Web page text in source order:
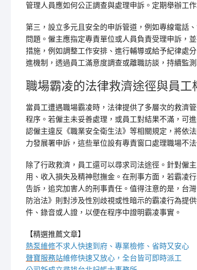
管理人員應如何公正調查與處理申訴。定期舉辦工
第三，設立多元且安全的申訴管道，例如專線電話
問題。僱主應指定專責單位或人員負責受理申訴，
措施，例如調整工作安排、進行輔導或給予紀律處
進機制，透過員工滿意度調查或離職訪談，持續監
職場霸凌的法律救濟途徑與員工
當員工遭遇職場霸凌時，法律提供了多層次的救濟
程序。若僱主未妥善處理，或員工對結果不滿，可
認僱主違反《職業安全衛生法》等相關規定，將依
力發展署申訴，這些單位設有專責窗口處理職場不法
除了行政救濟，員工還可以尋求司法途徑。針對僱
用、收入損失及精神慰撫金。在刑事方面，若霸凌
告訴，追究加害人的刑事責任。值得注意的是，台
防治法》則對涉及性別歧視或性暗示的霸凌行為提
件、錄音或人證，以便在程序中證明霸凌事實。
【精選推薦文章】
熱泵維修不求人快速到府、專業檢修、省時又安心
聲寶服務站維修快速又放心，全台皆可即時派工